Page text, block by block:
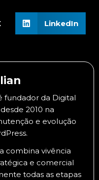
LinkedIn
fundador da Digital
2010 na
e evolução
combina vivência
e comercial
todas as etapas